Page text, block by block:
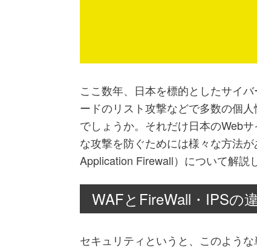
ここ数年、日本を標的としたサイ
ードのリスト攻撃などで多数の個
でしょうか。それだけ日本のWeb
な攻撃を防ぐためには様々な方法
Application Firewall）について解説
WAFとFireWall・IPSの
セキュリティというと、このよう